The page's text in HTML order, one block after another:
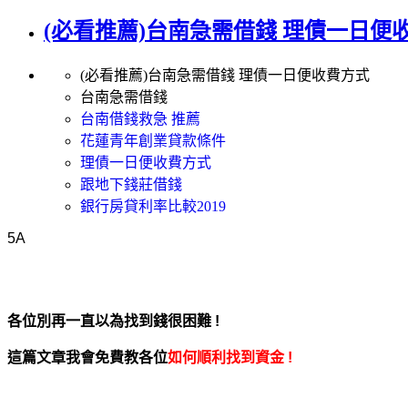
(必看推薦)台南急需借錢 理債一日便
(必看推薦)台南急需借錢 理債一日便收費方式
台南急需借錢
台南借錢救急 推薦
花蓮青年創業貸款條件
理債一日便收費方式
跟地下錢莊借錢
銀行房貸利率比較2019
5A
各位別再一直以為找到錢很困難 !
這篇文章我會免費教各位如何順利找到資金 !